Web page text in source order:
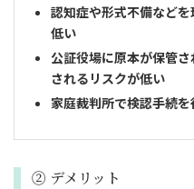
認知症や形式不備など
低い
公証役場に原本が保管
されるリスクが低い
家庭裁判所で検認手続
② デメリット